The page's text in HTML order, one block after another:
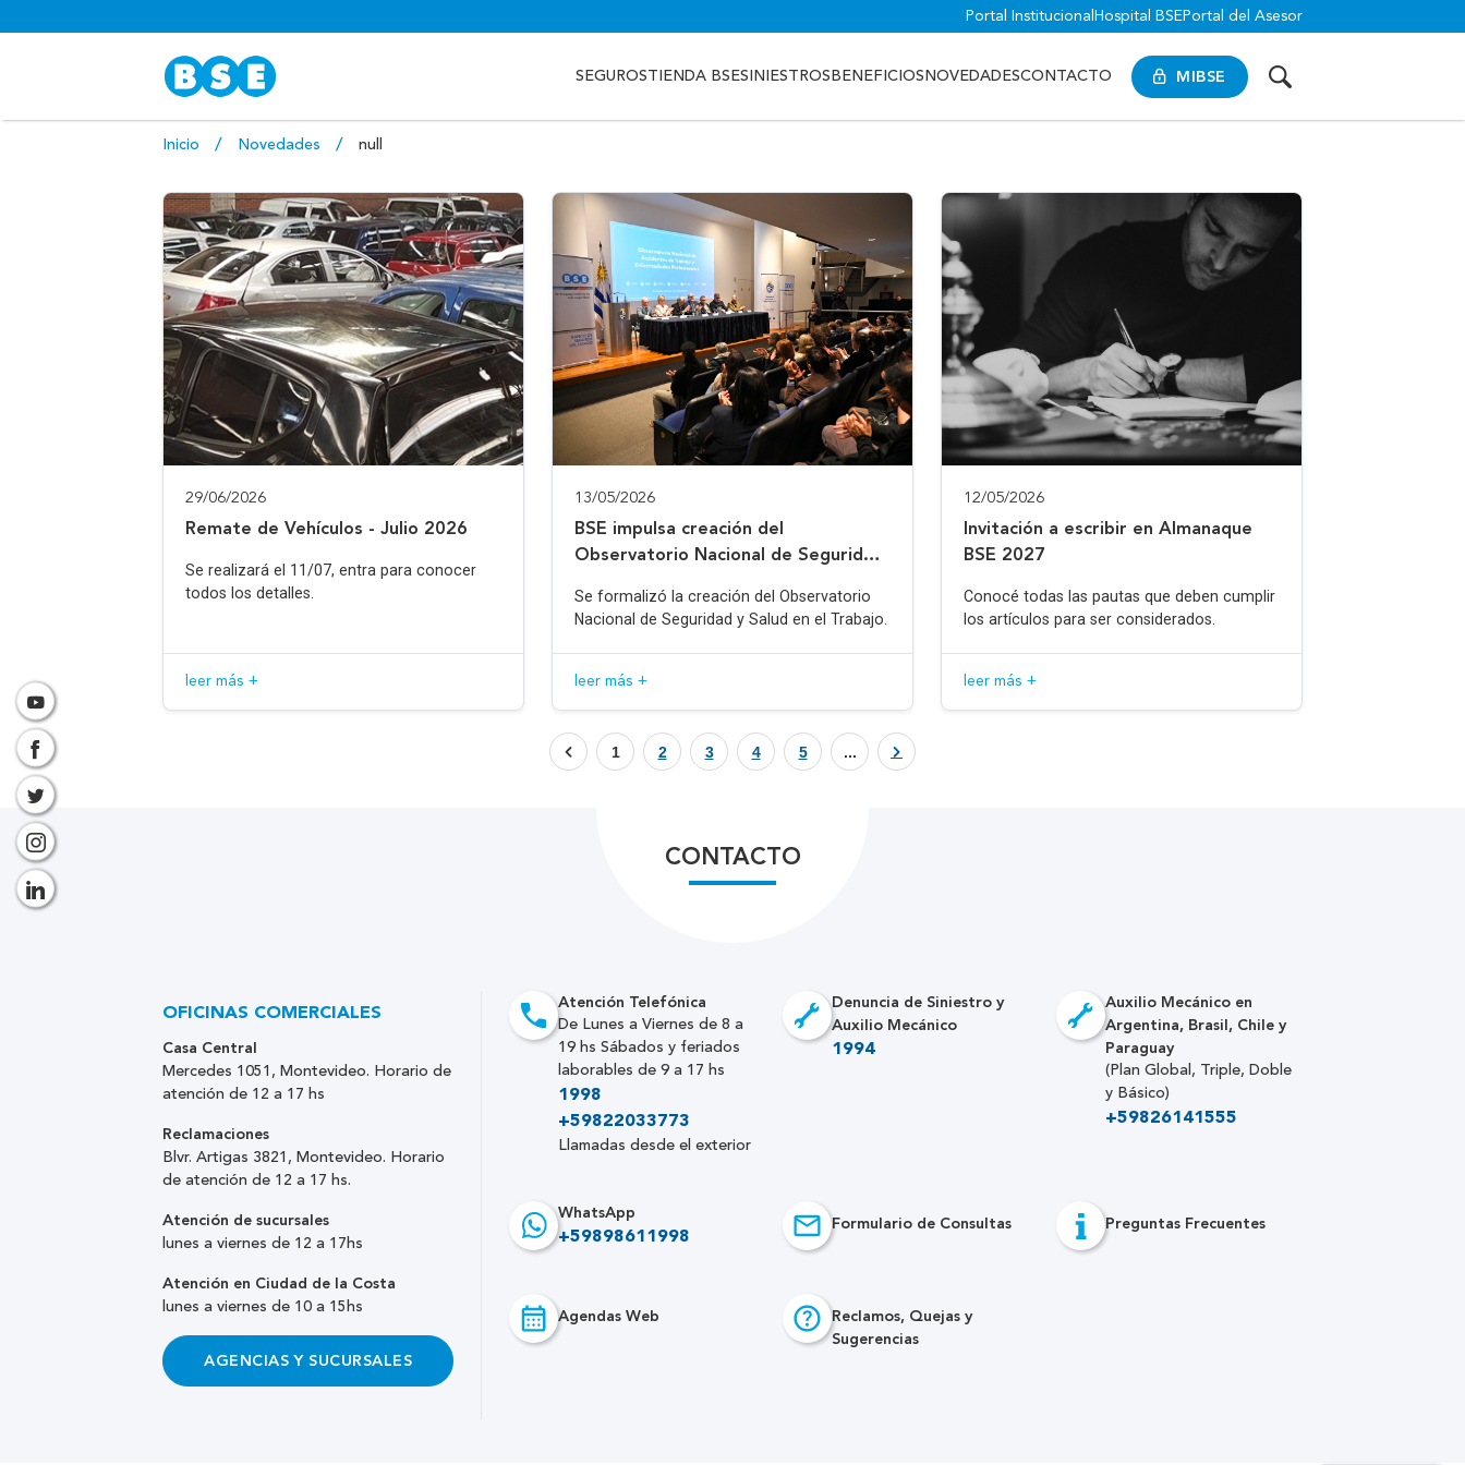
Portal Institucional Hospital BSE Portal del Asesor
MIBSE
SEGUROSTIENDA BSESINIESTROS BENEFICIOS NOVEDADESCONTACTO
Inicio Novedades null
29/06/2026
Remate de Vehículos - Julio 2026
Se realizará el 11/07, entra para conocer
todos los detalles.
leer más +
13/05/2026
BSE impulsa creación del
Observatorio Nacional de Seguridad
Se formalizó la creación del Observatorio
Nacional de Seguridad y Salud en el Trabajo.
leer más +
12/05/2026
Invitación a escribir en Almanaque
BSE 2027
Conocé todas las pautas que deben cumplir
los artículos para ser considerados.
leer más +
1 2 3 4 5 ...
CONTACTO
Atención Telefónica
De Lunes a Viernes de 8 a
19 hs Sábados y feriados
laborables de 9 a 17 hs
1998
+59822033773
Llamadas desde el exterior
Denuncia de Siniestro y
Auxilio Mecánico
1994
Auxilio Mecánico en
Argentina, Brasil, Chile y
Paraguay
(Plan Global, Triple, Doble
y Básico)
+59826141555
WhatsApp
+59898611998
Formulario de Consultas Preguntas Frecuentes
Agendas Web
Reclamos, Quejas y
Sugerencias
OFICINAS COMERCIALES
Casa Central
Mercedes 1051, Montevideo. Horario de
atención de 12 a 17 hs
Reclamaciones
Blvr. Artigas 3821, Montevideo. Horario
de atención de 12 a 17 hs.
Atención de sucursales
lunes a viernes de 12 a 17hs
Atención en Ciudad de la Costa
lunes a viernes de 10 a 15hs
AGENCIAS Y SUCURSALES